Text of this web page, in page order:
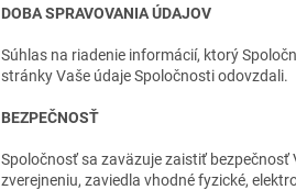
DOBA SPRAVOVANIA ÚDAJOV
Súhlas na riadenie informácií, ktorý
stránky Vaše údaje Spoločnosti odovzdali.
BEZPEČNOSŤ
Spoločnosť sa zaväzuje zaistiť
zverejneniu, zaviedla vhodné fyzické,